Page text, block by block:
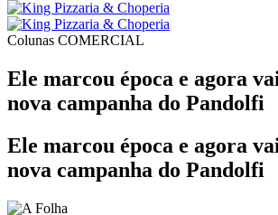
Colunas COMERCIAL
Ele marcou época e agora
nova campanha do Pandolfi
Ele marcou época e agora
nova campanha do Pandolfi